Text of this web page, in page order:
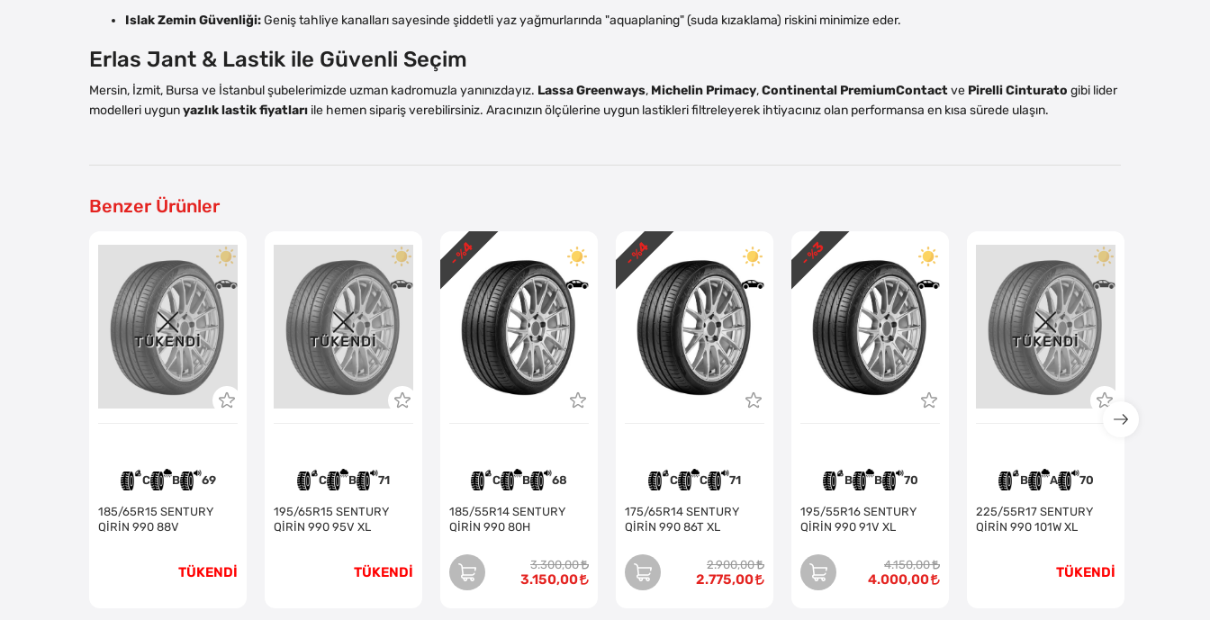
Islak Zemin Güvenliği:Geniş tahliye kanalları sayesinde şiddetli yaz yağmurlarında "aquaplaning" (suda kızaklama) riskini minimize eder.
Erlas Jant & Lastik ile Güvenli Seçim
Mersin, İzmit, Bursa ve İstanbul şubelerimizde uzman kadromuzla yanınızdayız. Lassa Greenways, Michelin Primacy,Continental PremiumContactve Pirelli Cinturato gibi lider
modelleri uygunyazlık lastik fiyatları ile hemen sipariş verebilirsiniz. Aracınızın ölçülerine uygun lastikleri filtreleyerek ihtiyacınız olan performansa en kısa sürede ulaşın.
Benzer Ürünler
TÜKENDI
C B 69
185/65R15 SENTURY
QİRİN 990 88V
TÜKENDİ
TÜKENDI
C B 71
195/65R15 SENTURY
QİRİN 990 95V XL
TÜKENDİ
C B 68
185/55R14 SENTURY
QİRİN 990 80H
3.300,00
3.150,00
- %
4
C C 71
175/65R14 SENTURY
QİRİN 990 86T XL
2.900,00
2.775,00
- %
4
B B 70
195/55R16 SENTURY
QİRİN 990 91V XL
4.150,00
4.000,00
- %
3
TÜKENDI
B A 70
225/55R17 SENTURY
QİRİN 990 101W XL
TÜKENDİ